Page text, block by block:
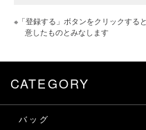
※「登録する」ボタンをクリックすると
意したものとみなします
CATEGORY
バッグ